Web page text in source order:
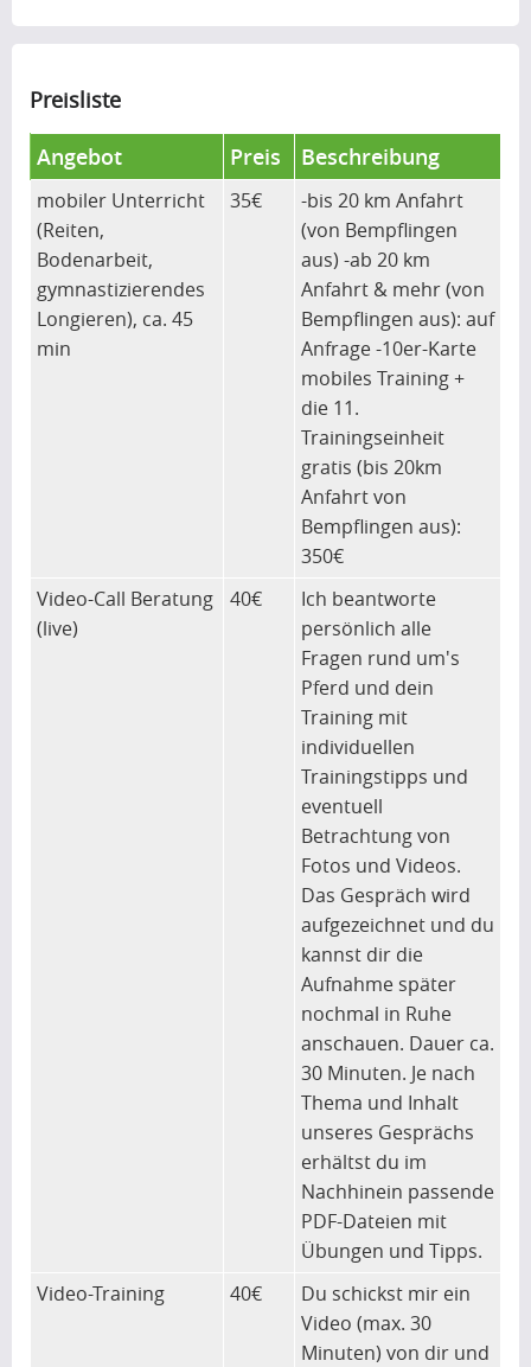
Preisliste
Angebot
Preis Beschreibung
mobiler Unterricht
(Reiten,
Bodenarbeit,
gymnastizierendes
Longieren), ca. 45
min
35€
-bis 20 km Anfahrt
(von Bempflingen
aus) -ab 20 km
Anfahrt & mehr (von
Bempflingen aus): auf
Anfrage -10er-Karte
mobiles Training +
die 11.
Trainingseinheit
gratis (bis 20km
Anfahrt von
Bempflingen aus):
350€
Video-Call Beratung
(live)
40€
Ich beantworte
persönlich alle
Fragen rund um's
Pferd und dein
Training mit
individuellen
Trainingstipps und
eventuell
Betrachtung von
Fotos und Videos.
Das Gespräch wird
aufgezeichnet und du
kannst dir die
Aufnahme später
nochmal in Ruhe
anschauen. Dauer ca.
30 Minuten. Je nach
Thema und Inhalt
unseres Gesprächs
erhältst du im
Nachhinein passende
PDF-Dateien mit
Übungen und Tipps.
Video-Training
40€
Du schickst mir ein
Video (max. 30
Minuten) von dir und